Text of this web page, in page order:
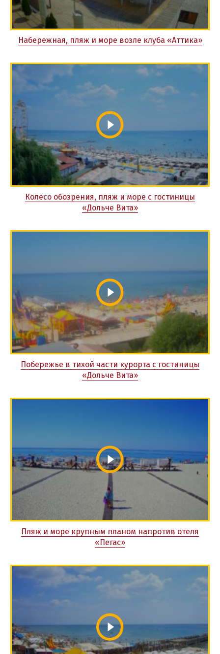
Набережная, пляж и море возле клуба «Аттика»
Колесо обозрения, пляж и море с гостиницы
«Дольче Вита»
Побережье в тихой части курорта с гостиницы
«Дольче Вита»
Пляж и море крупным планом напротив отеля
«Пегас»